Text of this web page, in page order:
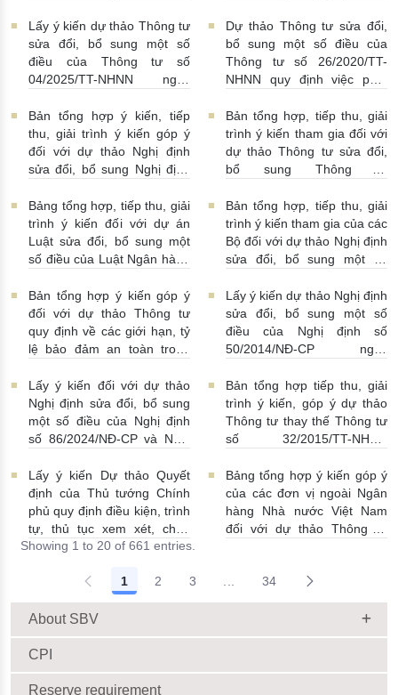
pháp luật về phòng, chống
rửa tiền nhằm đáp ứng yêu
cầu cấp bách trong thực
hiện cam kết quốc tế về trao
về thuế
22/07/2026 |
14:54:00
nhận tiền gửi, mua, bán có
kỳ hạn GTCG giữa các
TCTD, CNNHNNg
20/07/2026 | 09:32:00
Lấy ý kiến dự thảo Thông tư
sửa đổi, bổ sung một số
điều của Thông tư số
04/2025/TT-NHNN ngày
định thời hạn lưu trữ hồ sơ,
tài liệu ngành Ngân hàng
16/07/2026 | 10:00:00
Dự thảo Thông tư sửa đổi,
bổ sung một số điều của
Thông tư số 26/2020/TT-
NHNN quy định việc phát
của Ngân hàng Nhà nước
16/07/2026 | 09:41:00
Bản tổng hợp ý kiến, tiếp
thu, giải trình ý kiến góp ý
đối với dự thảo Nghị định
sửa đổi, bổ sung Nghị định
13/07/2026 | 16:00:00
Bản tổng hợp, tiếp thu, giải
trình ý kiến tham gia đối với
dự thảo Thông tư sửa đổi,
bổ sung Thông tư
13/07/2026 | 02:19:00
Bảng tổng hợp, tiếp thu, giải
trình ý kiến đối với dự án
Luật sửa đổi, bổ sung một
số điều của Luật Ngân hàng
Phòng, chống rửa tiền và
Luật Các tổ chức tín dụng
08/07/2026 | 11:21:00
Bản tổng hợp, tiếp thu, giải
trình ý kiến tham gia của các
Bộ đối với dự thảo Nghị định
sửa đổi, bổ sung một số
58/2021/NĐ-CP
07/07/2026
| 15:01:00
Bản tổng hợp ý kiến góp ý
đối với dự thảo Thông tư
quy định về các giới hạn, tỷ
lệ bảo đảm an toàn trong
thương mại, chi nhánh ngân
hàng nước ngoài
25/06/2026 | 16:00:00
Lấy ý kiến dự thảo Nghị định
sửa đổi, bổ sung một số
điều của Nghị định số
50/2014/NĐ-CP ngày
ngoại hối nhà nước
23/06/2026 | 08:00:00
Lấy ý kiến đối với dự thảo
Nghị định sửa đổi, bổ sung
một số điều của Nghị định
số 86/2024/NĐ-CP và Nghị
22/06/2026 | 09:13:00
Bản tổng hợp tiếp thu, giải
trình ý kiến, góp ý dự thảo
Thông tư thay thế Thông tư
số 32/2015/TT-NHNN
Lấy ý kiến Dự thảo Quyết
định của Thủ tướng Chính
phủ quy định điều kiện, trình
tự, thủ tục xem xét, chấp
thuận cho Tổ chức kinh tế
lãnh cho người không cư trú
18/06/2026 | 15:57:00
Bảng tổng hợp ý kiến góp ý
của các đơn vị ngoài Ngân
hàng Nhà nước Việt Nam
đối với dự thảo Thông tư
định về chế độ báo cáo định
kỳ NHNN Việt Nam
Showing 1 to 20 of 661 entries.
1 2 3 Intermediate Pages Use
34
About SBV
CPI
Reserve requirement